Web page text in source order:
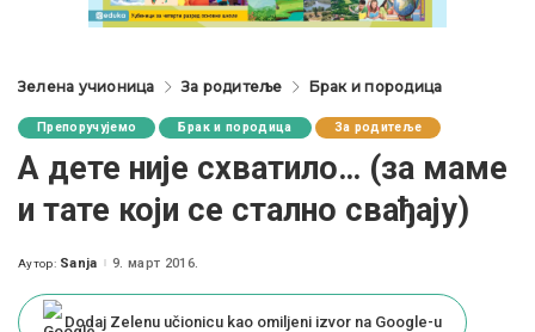
Зелена учионица За родитеље Брак и породица
Препоручујемо Брак и породица За родитеље
А дете није схватило… (за маме
и тате који се стално свађају)
Posted
Аутор: Sanja 9. март 2016.
Dodaj Zelenu učionicu kao omiljeni izvor na Google-u